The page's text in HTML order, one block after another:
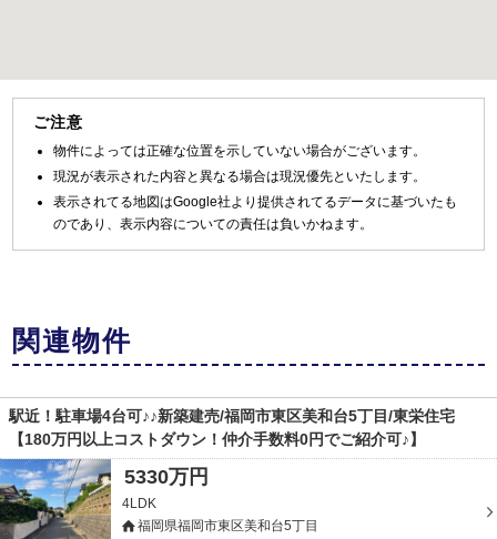
ご注意
物件によっては正確な位置を示していない場合がございます。
現況が表示された内容と異なる場合は現況優先といたします。
表示されてる地図はGoogle社より提供されてるデータに基づいたも
のであり、表示内容についての責任は負いかねます。
関連物件
駅近！駐車場4台可♪♪新築建売/福岡市東区美和台5丁目/東栄住宅
【180万円以上コストダウン！仲介手数料0円でご紹介可♪】
5330万円
4LDK
福岡県福岡市東区美和台5丁目